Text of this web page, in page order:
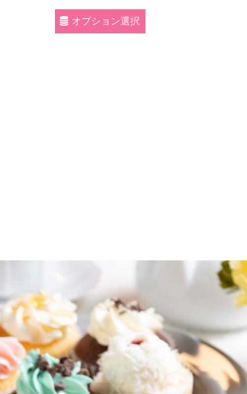
オプション選択
凍配送無料（8月末まで）
月末まで）